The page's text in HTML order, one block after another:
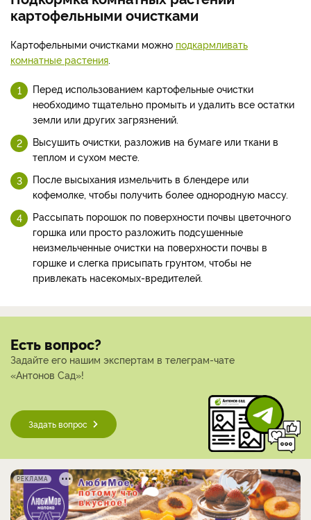
картофельными очистками
Картофельными очистками можно подкармливать
комнатные растения.
Перед использованием картофельные очистки
необходимо тщательно промыть и удалить все остатки
земли или других загрязнений.
Высушить очистки, разложив на бумаге или ткани в
теплом и сухом месте.
После высыхания измельчить в блендере или
кофемолке, чтобы получить более однородную массу.
Рассыпать порошок по поверхности почвы цветочного
горшка или просто разложить подсушенные
неизмельченные очистки на поверхности почвы в
горшке и слегка присыпать грунтом, чтобы не
привлекать насекомых-вредителей.
Есть вопрос?
Задайте его нашим экспертам в телеграм-чате
«Антонов Сад»!
Задать вопрос
РЕКЛАМА